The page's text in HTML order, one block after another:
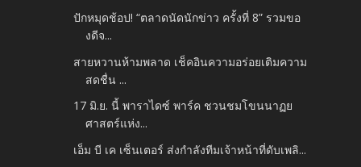
ปักหมุดช้อป! “ตลาดนัดนักข่าว ครั้งที่ 8” รวมขอ
งดีจ...
สายหวานห้ามพลาด เช็คอินความอร่อยเติมความ
สดชื่น ...
17 มิ.ย. นี้ พาราไดซ์ พาร์ค ชวนชมโขนนาฏย
ศาสตร์แห่ง...
เอ็ม บี เค เซ็นเตอร์ ส่งกำลังทีมเจ้าหน้าที่ดับเพลิ...